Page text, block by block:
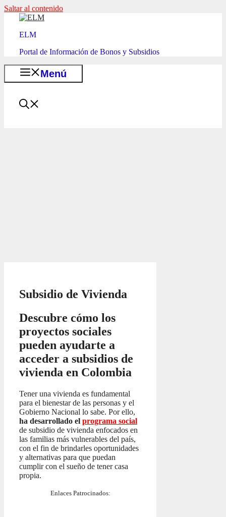
Saltar al contenido
ELM
Portal de Información de Bonos y Subsidios
Menú
Subsidio de Vivienda
Descubre cómo los
proyectos sociales
pueden ayudarte a
acceder a subsidios de
vivienda en Colombia
Tener una vivienda es fundamental
para el bienestar de las personas y el
Gobierno Nacional lo sabe. Por ello,
ha desarrollado el programa social
de subsidio de vivienda enfocados en
las familias más vulnerables del país,
con el fin de brindarles oportunidades
y alternativas para que puedan
cumplir con el sueño de tener casa
propia.
Enlaces Patrocinados: